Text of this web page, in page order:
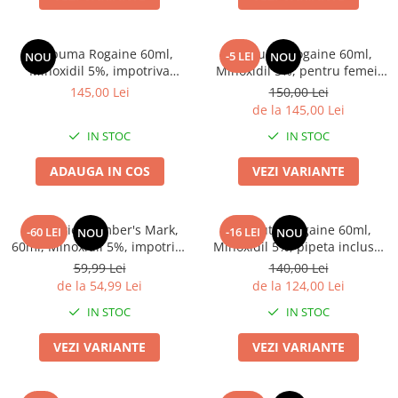
NOU
1x Spuma Rogaine 60ml,
Minoxidil 5%, impotriva
caderii parului, tratament 1
145,00 Lei
IN STOC
ADAUGA IN COS
-5 LEI NOU
2x Spuma Rogaine 60ml,
Minoxidil 5%, pentru femei,
impotriva caderii parului,
tratament 4 luni
150,00 Lei
de la 145,00 Lei
IN STOC
VEZI VARIANTE
-60 LEI NOU
6x Solutie Member's Mark,
60ml, Minoxidil 5%, impotriva
caderii parului, pipeta
originala inclusa, tratament
complet 6 luni
59,99 Lei
de la 54,99 Lei
IN STOC
VEZI VARIANTE
-16 LEI NOU
3x Solutie Rogaine 60ml,
Minoxidil 5%, pipeta inclusa,
impotriva caderii parului,
tratament 3 luni
140,00 Lei
de la 124,00 Lei
IN STOC
VEZI VARIANTE